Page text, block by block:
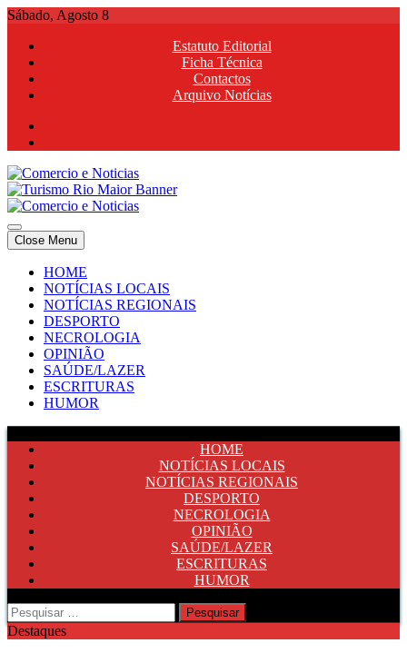
Skip
content
Sábado, Agosto 8
Estatuto Editorial
Ficha Técnica
Contactos
Arquivo Notícias
Comercio e Noticias
Notícias e Publicidade Online
Comercio e Noticias
Notícias e Publicidade Online
Close Menu
HOME
NOTÍCIAS LOCAIS
NOTÍCIAS REGIONAIS
DESPORTO
NECROLOGIA
OPINIÃO
SAÚDE/LAZER
ESCRITURAS
HUMOR
HOME
NOTÍCIAS LOCAIS
NOTÍCIAS REGIONAIS
DESPORTO
NECROLOGIA
OPINIÃO
SAÚDE/LAZER
ESCRITURAS
HUMOR
Pesquisar
por:
Destaques